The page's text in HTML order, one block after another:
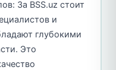
За BSS.uz стоит
и
глубокими
Это